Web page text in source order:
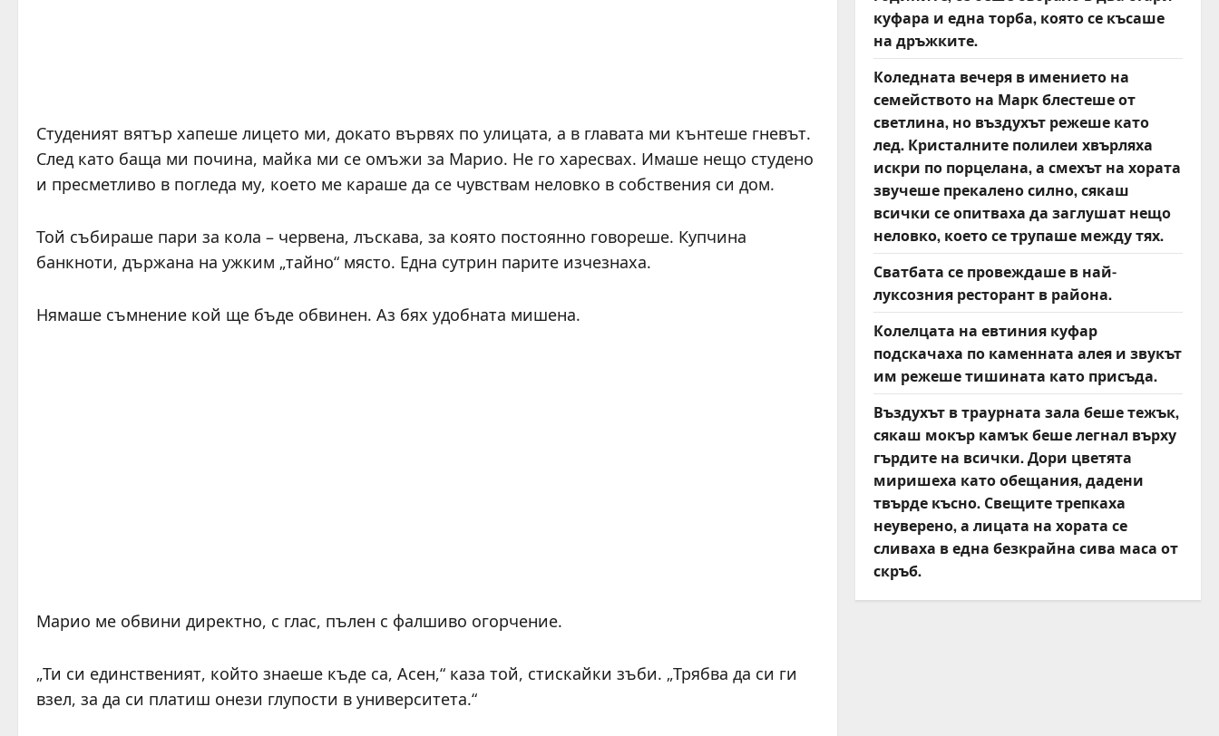
Студеният вятър хапеше лицето ми, докато вървях по улицата, а в главата ми кънтеше гневът.
След като баща ми почина, майка ми се омъжи за Марио. Не го харесвах. Имаше нещо студено
и пресметливо в погледа му, което ме караше да се чувствам неловко в собствения си дом.
Той събираше пари за кола – червена, лъскава, за която постоянно говореше. Купчина
банкноти, държана на ужким „тайно“ място. Една сутрин парите изчезнаха.
Нямаше съмнение кой ще бъде обвинен. Аз бях удобната мишена.
Марио ме обвини директно, с глас, пълен с фалшиво огорчение.
„Ти си единственият, който знаеше къде са, Асен,“ каза той, стискайки зъби. „Трябва да си ги
взел, за да си платиш онези глупости в университета.“
куфара и една торба, която се късаше
на дръжките.
Коледната вечеря в имението на
семейството на Марк блестеше от
светлина, но въздухът режеше като
лед. Кристалните полилеи хвърляха
искри по порцелана, а смехът на хората
звучеше прекалено силно, сякаш
всички се опитваха да заглушат нещо
неловко, което се трупаше между тях.
Сватбата се провеждаше в най-
луксозния ресторант в района.
Колелцата на евтиния куфар
подскачаха по каменната алея и звукът
им режеше тишината като присъда.
Въздухът в траурната зала беше тежък,
сякаш мокър камък беше легнал върху
гърдите на всички. Дори цветята
миришеха като обещания, дадени
твърде късно. Свещите трепкаха
неуверено, а лицата на хората се
сливаха в една безкрайна сива маса от
скръб.